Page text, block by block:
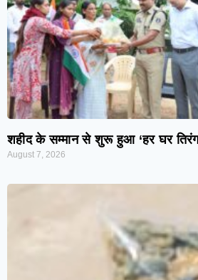
शहीद के सम्मान से शुरू हुआ ‘हर घर
August 7, 2026